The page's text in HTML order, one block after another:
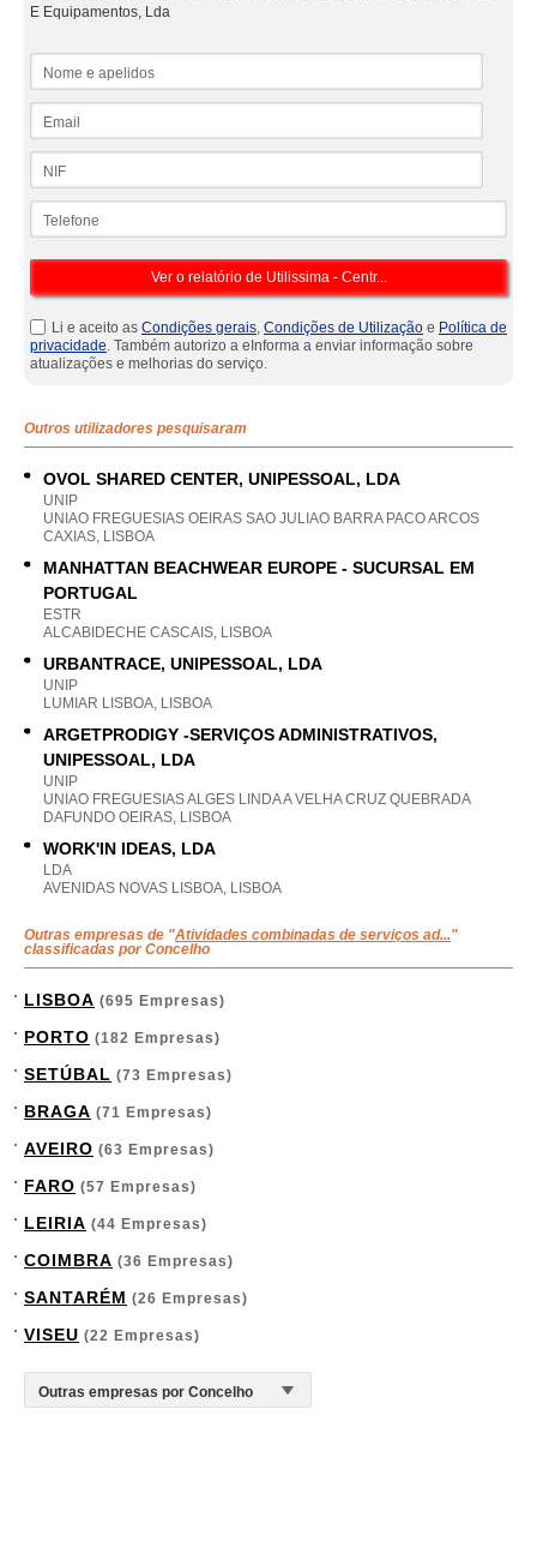
E Equipamentos, Lda
Li e aceito as Condições gerais, Condições de Utilização e Política de
privacidade. Também autorizo a eInforma a enviar informação sobre
atualizações e melhorias do serviço.
Outros utilizadores pesquisaram
OVOL SHARED CENTER, UNIPESSOAL, LDA
UNIP
UNIAO FREGUESIAS OEIRAS SAO JULIAO BARRA PACO ARCOS
CAXIAS, LISBOA
MANHATTAN BEACHWEAR EUROPE - SUCURSAL EM
PORTUGAL
ESTR
ALCABIDECHE CASCAIS, LISBOA
URBANTRACE, UNIPESSOAL, LDA
UNIP
LUMIAR LISBOA, LISBOA
ARGETPRODIGY -SERVIÇOS ADMINISTRATIVOS,
UNIPESSOAL, LDA
UNIP
UNIAO FREGUESIAS ALGES LINDA A VELHA CRUZ QUEBRADA
DAFUNDO OEIRAS, LISBOA
WORK'IN IDEAS, LDA
LDA
AVENIDAS NOVAS LISBOA, LISBOA
Outras empresas de "Atividades combinadas de serviços ad..."
classificadas por Concelho
LISBOA (695 Empresas)
PORTO (182 Empresas)
SETÚBAL (73 Empresas)
BRAGA (71 Empresas)
AVEIRO (63 Empresas)
FARO (57 Empresas)
LEIRIA (44 Empresas)
COIMBRA (36 Empresas)
SANTARÉM (26 Empresas)
VISEU (22 Empresas)